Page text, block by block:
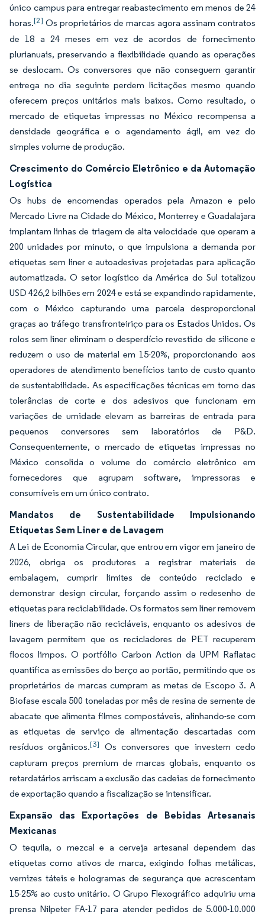
único campus para entregar reabastecimento em menos de 24
horas.[2] Os proprietários de marcas agora assinam contratos
de 18 a 24 meses em vez de acordos de fornecimento
plurianuais, preservando a flexibilidade quando as operações
se deslocam. Os conversores que não conseguem garantir
entrega no dia seguinte perdem licitações mesmo quando
oferecem preços unitários mais baixos. Como resultado, o
mercado de etiquetas impressas no México recompensa a
densidade geográfica e o agendamento ágil, em vez do
simples volume de produção.
Crescimento do Comércio Eletrônico e da Automação
Logística
Os hubs de encomendas operados pela Amazon e pelo
Mercado Livre na Cidade do México, Monterrey e Guadalajara
implantam linhas de triagem de alta velocidade que operam a
200 unidades por minuto, o que impulsiona a demanda por
etiquetas sem liner e autoadesivas projetadas para aplicação
automatizada. O setor logístico da América do Sul totalizou
USD 426,2 bilhões em 2024 e está se expandindo rapidamente,
com o México capturando uma parcela desproporcional
graças ao tráfego transfronteiriço para os Estados Unidos. Os
rolos sem liner eliminam o desperdício revestido de silicone e
reduzem o uso de material em 15-20%, proporcionando aos
operadores de atendimento benefícios tanto de custo quanto
de sustentabilidade. As especificações técnicas em torno das
tolerâncias de corte e dos adesivos que funcionam em
variações de umidade elevam as barreiras de entrada para
pequenos conversores sem laboratórios de P&D.
Consequentemente, o mercado de etiquetas impressas no
México consolida o volume do comércio eletrônico em
fornecedores que agrupam software, impressoras e
consumíveis em um único contrato.
Mandatos de Sustentabilidade Impulsionando
Etiquetas Sem Liner e de Lavagem
A Lei de Economia Circular, que entrou em vigor em janeiro de
2026, obriga os produtores a registrar materiais de
embalagem, cumprir limites de conteúdo reciclado e
demonstrar design circular, forçando assim o redesenho de
etiquetas para reciclabilidade. Os formatos sem liner removem
liners de liberação não recicláveis, enquanto os adesivos de
lavagem permitem que os recicladores de PET recuperem
flocos limpos. O portfólio Carbon Action da UPM Raflatac
quantifica as emissões do berço ao portão, permitindo que os
proprietários de marcas cumpram as metas de Escopo 3. A
Biofase escala 500 toneladas por mês de resina de semente de
abacate que alimenta filmes compostáveis, alinhando-se com
as etiquetas de serviço de alimentação descartadas com
resíduos orgânicos.[3] Os conversores que investem cedo
capturam preços premium de marcas globais, enquanto os
retardatários arriscam a exclusão das cadeias de fornecimento
de exportação quando a fiscalização se intensificar.
Expansão das Exportações de Bebidas Artesanais
Mexicanas
O tequila, o mezcal e a cerveja artesanal dependem das
etiquetas como ativos de marca, exigindo folhas metálicas,
vernizes táteis e hologramas de segurança que acrescentam
15-25% ao custo unitário. O Grupo Flexográfico adquiriu uma
prensa Nilpeter FA-17 para atender pedidos de 5.000-10.000